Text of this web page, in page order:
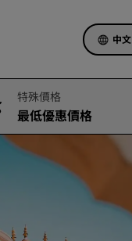
中文
探索
首
當日
事先
特殊價格
最低優惠價格